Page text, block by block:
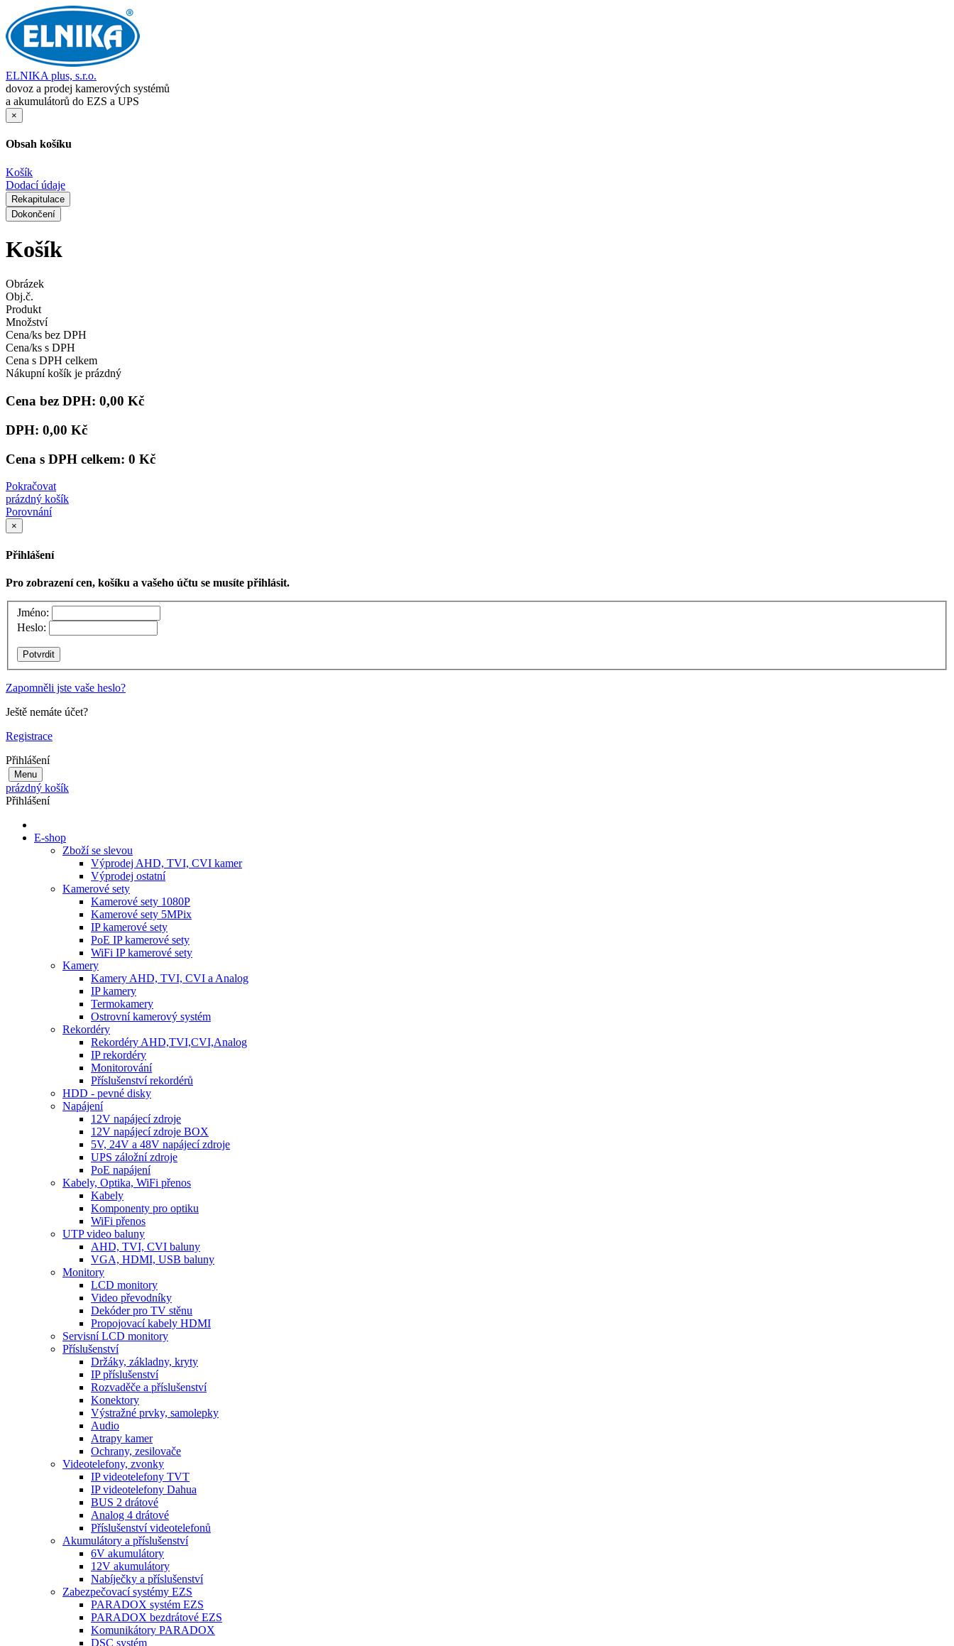
ELNIKA plus, s.r.o.
dovoz a prodej kamerových systémů
a akumulátorů do EZS a UPS
×
Obsah košíku
Košík
Dodací údaje
Rekapitulace
Dokončení
Košík
Obrázek
Obj.č.
Produkt
Množství
Cena/ks bez DPH
Cena/ks s DPH
Cena s DPH celkem
Nákupní košík je prázdný
Cena bez DPH: 0,00 Kč
DPH: 0,00 Kč
Cena s DPH celkem: 0 Kč
Pokračovat
prázdný košík
Porovnání
×
Přihlášení
Pro zobrazení cen, košíku a vašeho účtu se musíte přihlásit.
Jméno:
Heslo:
Zapomněli jste vaše heslo?
Ještě nemáte účet?
Registrace
Přihlášení
Menu
prázdný košík
Přihlášení
E-shop
Zboží se slevou
Výprodej AHD, TVI, CVI kamer
Výprodej ostatní
Kamerové sety
Kamerové sety 1080P
Kamerové sety 5MPix
IP kamerové sety
PoE IP kamerové sety
WiFi IP kamerové sety
Kamery
Kamery AHD, TVI, CVI a Analog
IP kamery
Termokamery
Ostrovní kamerový systém
Rekordéry
Rekordéry AHD,TVI,CVI,Analog
IP rekordéry
Monitorování
Příslušenství rekordérů
HDD - pevné disky
Napájení
12V napájecí zdroje
12V napájecí zdroje BOX
5V, 24V a 48V napájecí zdroje
UPS záložní zdroje
PoE napájení
Kabely, Optika, WiFi přenos
Kabely
Komponenty pro optiku
WiFi přenos
UTP video baluny
AHD, TVI, CVI baluny
VGA, HDMI, USB baluny
Monitory
LCD monitory
Video převodníky
Dekóder pro TV stěnu
Propojovací kabely HDMI
Servisní LCD monitory
Příslušenství
Držáky, základny, kryty
IP příslušenství
Rozvaděče a příslušenství
Konektory
Výstražné prvky, samolepky
Audio
Atrapy kamer
Ochrany, zesilovače
Videotelefony, zvonky
IP videotelefony TVT
IP videotelefony Dahua
BUS 2 drátové
Analog 4 drátové
Příslušenství videotelefonů
Akumulátory a příslušenství
6V akumulátory
12V akumulátory
Nabíječky a příslušenství
Zabezpečovací systémy EZS
PARADOX systém EZS
PARADOX bezdrátové EZS
Komunikátory PARADOX
DSC systém